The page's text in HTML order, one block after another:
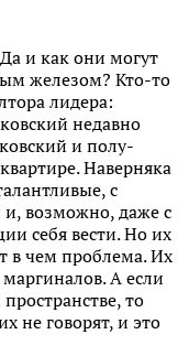
и как они могут
железом? Кто-то
лидера:
недавно
и полу-
Наверняка
с
возможно, даже с
себя вести. Но их
в чем проблема. Их
А если
то
не говорят, и это